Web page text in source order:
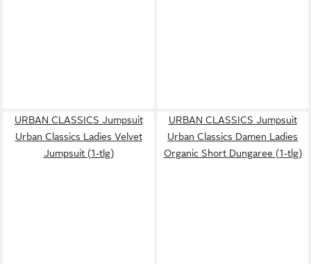
URBAN CLASSICS Jumpsuit
Urban Classics Ladies Velvet
Jumpsuit (1-tlg)
URBAN CLASSICS Jumpsuit
Urban Classics Damen Ladies
Organic Short Dungaree (1-tlg)